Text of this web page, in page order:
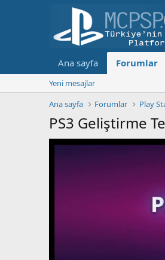
Ana sayfa Forumlar
Yeni mesajlar
Ana sayfa
Forumlar Play
PS3 Geliştirme